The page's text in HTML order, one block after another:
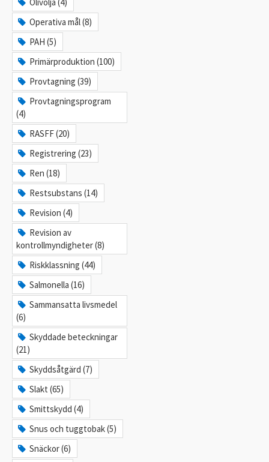
Operativa mål (8)
PAH (5)
Primärproduktion (100)
Provtagning (39)
Provtagningsprogram
(4)
RASFF (20)
Registrering (23)
Ren (18)
Restsubstans (14)
Revision (4)
Revision av
kontrollmyndigheter (8)
Riskklassning (44)
Salmonella (16)
Sammansatta livsmedel
(6)
Skyddade beteckningar
(21)
Skyddsåtgärd (7)
Slakt (65)
Smittskydd (4)
Snus och tuggtobak (5)
Snäckor (6)